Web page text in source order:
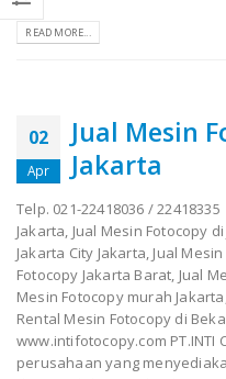
READ MORE...
02
Apr
Jual Mesin
Jakarta
Telp. 021-22418036 /
Jakarta, Jual Mesin Fotocopy
Jakarta City Jakarta, Jual
Fotocopy Jakarta Barat, Jual
Mesin Fotocopy murah
Rental Mesin Fotocopy di
www.intifotocopy.com PT.INTI
perusahaan yang